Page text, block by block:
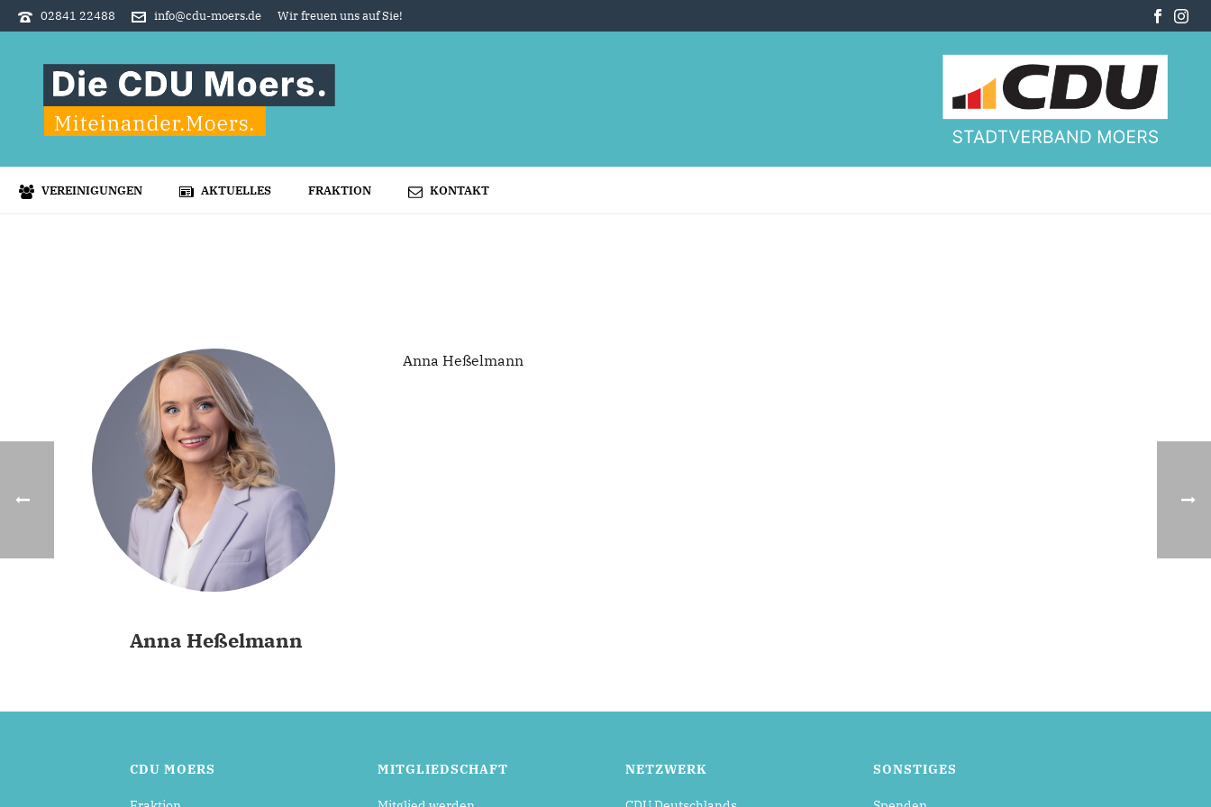
02841 22488 info@cdu-moers.de Wir freuen uns auf Sie!
VEREINIGUNGEN AKTUELLES FRAKTION KONTAKT
Anna Heßelmann
Anna Heßelmann
CDU MOERS MITGLIEDSCHAFT NETZWERK SONSTIGES